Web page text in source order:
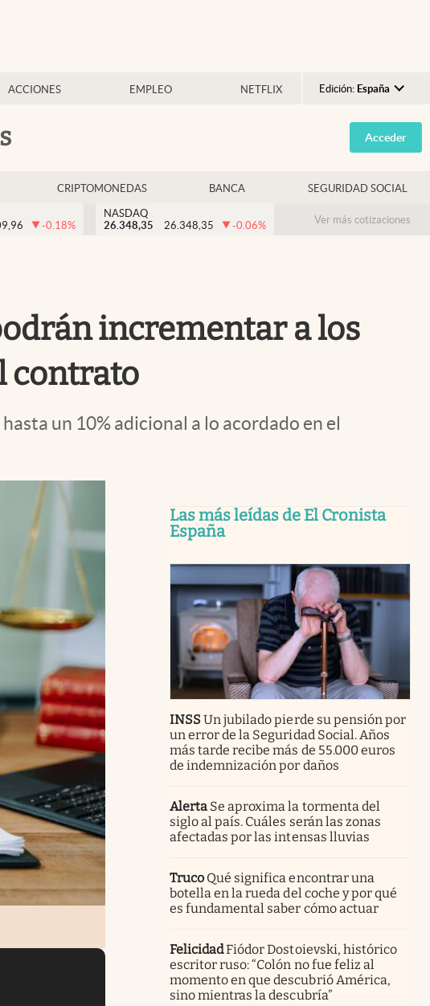
ACCIONES EMPLEO NETFLIX Edición: España
Argentina
España
USA
Colombia
Acceder
CRIPTOMONEDAS BANCA SEGURIDAD SOCIAL
-0.18%
NASDAQ
26.348,35
26.348,35 -0.06% Ver más cotizaciones
incrementar a los
contrato
un 10% adicional a lo acordado en el
Las más leídas de El Cronista
España
INSSUn jubilado pierde su pensión por
un error de la Seguridad Social. Años
más tarde recibe más de 55.000 euros
de indemnización por daños
Alerta Se aproxima la tormenta del
siglo al país. Cuáles serán las zonas
afectadas por las intensas lluvias
Truco Qué significa encontrar una
botella en la rueda del coche y por qué
es fundamental saber cómo actuar
FelicidadFiódor Dostoievski, histórico
escritor ruso: “Colón no fue feliz al
momento en que descubrió América,
sino mientras la descubría”